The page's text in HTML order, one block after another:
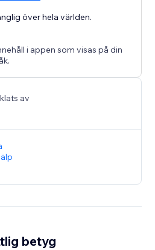
över hela världen.
i appen som visas på din
av
betyg